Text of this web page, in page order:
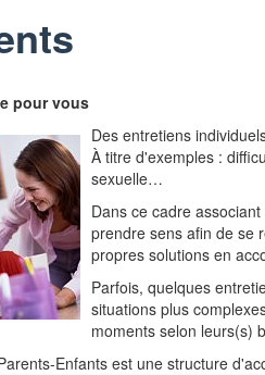
pour vous
Des entretiens
À titre d'exemples :
sexuelle…
Dans ce cadre
prendre sens afin de se
propres solutions en
Parfois, quelques
situations plus
moments selon leurs(s)
Enfants est une structure